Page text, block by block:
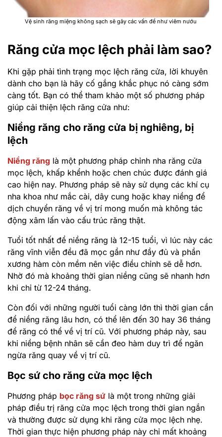
Vệ sinh răng miệng không sạch sẽ gây các vấn đề như viêm nướu
Răng cửa mọc lệch phải làm sao?
Khi gặp phải tình trạng mọc lệch răng cửa, lời khuyên
dành cho bạn là hãy cố gắng khắc phục nó càng sớm
càng tốt. Bạn có thể tham khảo một số phương pháp
giúp cải thiện lệch răng cửa như:
Niềng răng cho răng cửa bị nghiêng, bị
lệch
Niềng răng là một phương pháp chỉnh nha răng cửa
mọc lệch, khấp khểnh hoặc chen chúc được đánh giá
cao hiện nay. Phương pháp sẽ này sử dụng các khí cụ
nha khoa như mắc cài, dây cung hoặc khay niềng để
dịch chuyển răng về vị trí mong muốn mà không tác
động xâm lấn vào cấu trúc răng thật.
Tuổi tốt nhất để niềng răng là 12-15 tuổi, vì lúc này các
răng vĩnh viễn đều đã mọc gần như đầy đủ và phần
xương hàm còn mềm nên việc điều chỉnh sẽ dễ hơn.
Nhờ đó mà khoảng thời gian niềng cũng sẽ nhanh hơn
khi chỉ từ 12-24 tháng.
Còn đối với những người tuổi càng lớn thì thời gian cần
để niềng răng lâu hơn, có thể lên đến 30 hay 36 tháng
để răng có thể về vị trí cũ. Với phương pháp này, sau
khi niềng bệnh nhân sẽ cần đeo hàm duy trì để ngăn
ngừa răng quay về vị trí cũ.
Bọc sứ cho răng cửa mọc lệch
Phương pháp bọc răng sứ là một trong những giải
pháp điều trị răng cửa mọc lệch trong thời gian ngắn
và thường được sử dụng khi răng cửa mọc lệch nhẹ.
Thời gian thực hiện phương pháp này chỉ mất khoảng